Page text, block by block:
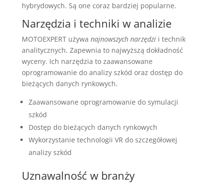
hybrydowych. Są one coraz bardziej popularne.
Narzędzia i techniki w analizie
MOTOEXPERT używa najnowszych narzędzii technik
analitycznych. Zapewnia to najwyższą dokładność
wyceny. Ich narzędzia to zaawansowane
oprogramowanie do analizy szkód oraz dostęp do
bieżących danych rynkowych.
Zaawansowane oprogramowanie do symulacji
szkód
Dostęp do bieżących danych rynkowych
Wykorzystanie technologii VR do szczegółowej
analizy szkód
Uznawalność w branży